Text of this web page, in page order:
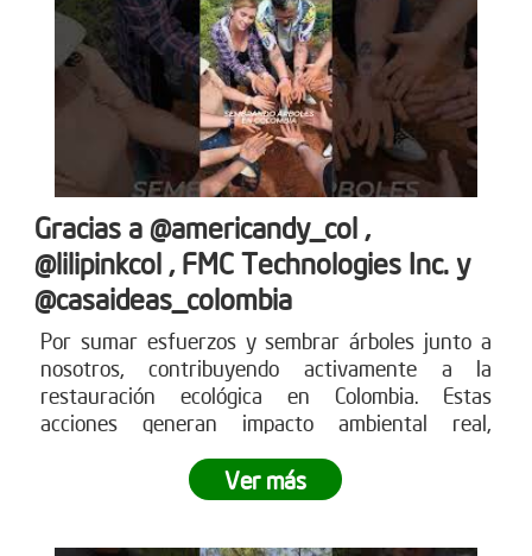
Gracias a @americandy_col ,
@lilipinkcol , FMC Technologies Inc. y
@casaideas_colombia
Por sumar esfuerzos y sembrar árboles junto a
nosotros, contribuyendo activamente a la
restauración ecológica en Colombia. Estas
acciones generan impacto ambiental real,
compromiso empresarial puede transformar el
¿Tu empresa también quiere ser parte
Ver más